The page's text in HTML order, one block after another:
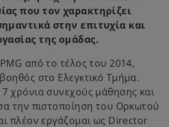
που τον χαρακτηρίζει
στην επιτυχία και
της ομάδας.
από το τέλος του 2014,
στο Ελεγκτικό Τμήμα.
χρόνια συνεχούς μάθησης και
την πιστοποίηση του Ορκωτού
πλέον εργάζομαι ως Director